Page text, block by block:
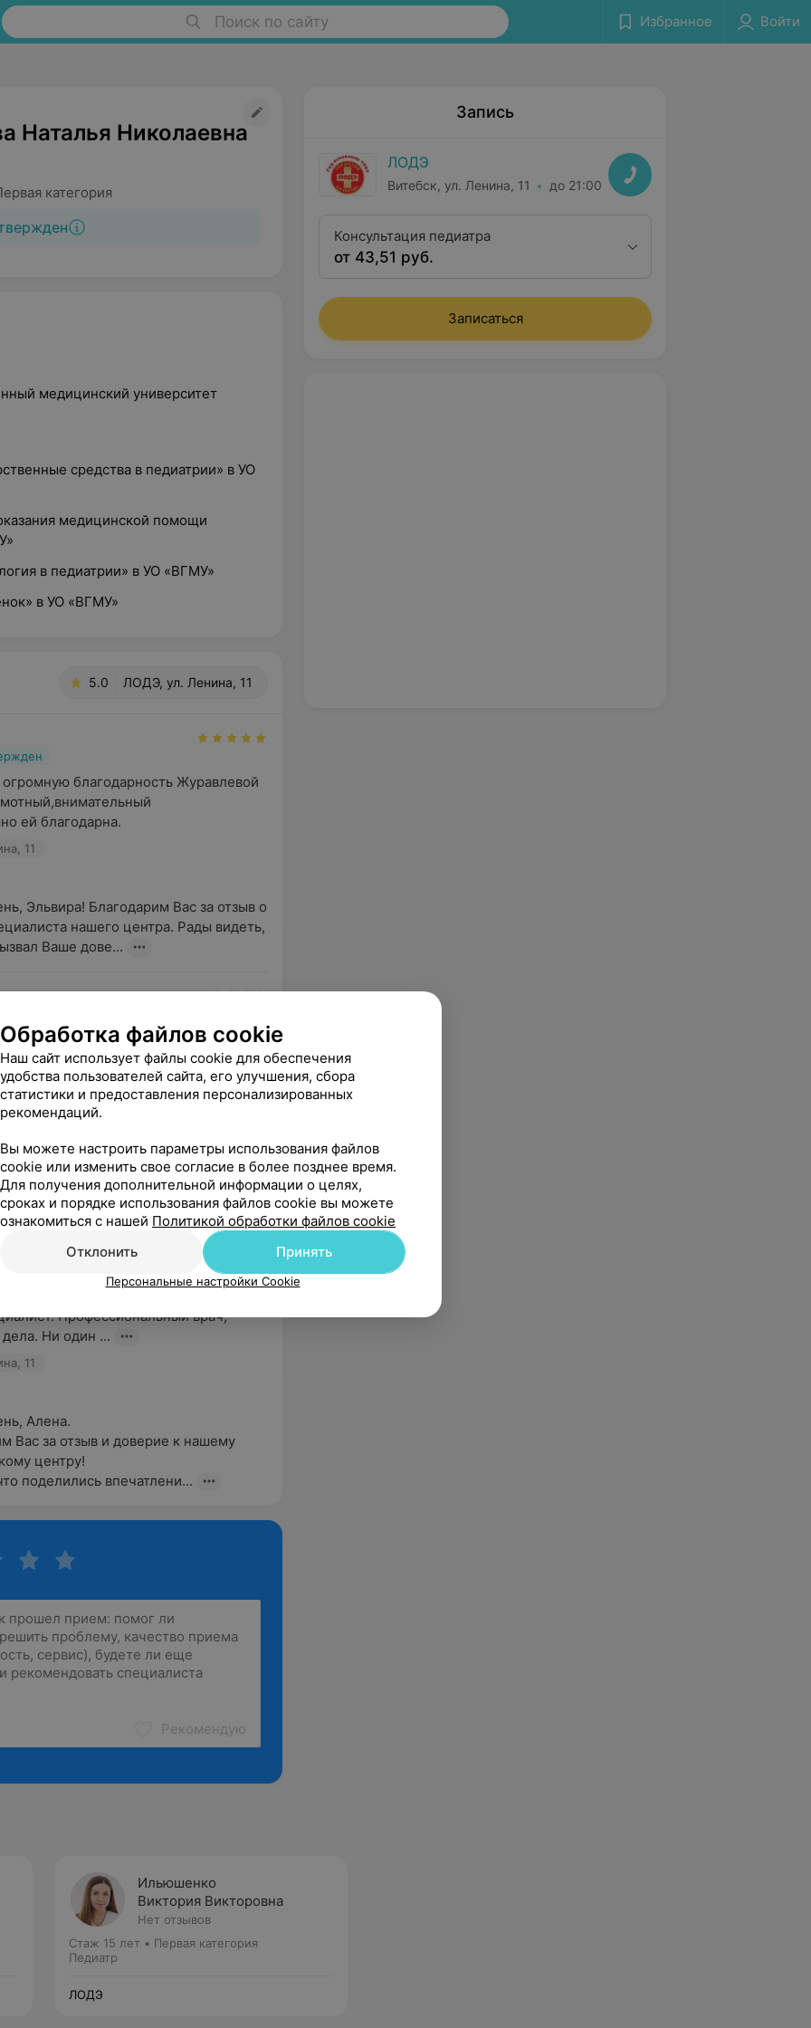
Поиск по сайту Избранное Войти
Наталья Николаевна
категория
медицинский университет
средства в педиатрии» в УО
медицинской помощи
в педиатрии» в УО «ВГМУ»
в УО «ВГМУ»
5.0 ЛОДЭ, ул. Ленина, 11
благодарность Журавлевой
ей благодарна.
11
Эльвира! Благодарим Вас за отзыв о
нашего центра. Рады видеть,
Ваше дове...
врач, быстро нашла подход к
отнеслась ко всем жалобам.
быс...
11
Анастасия! Благодарим Вас за
специалиста. Мы понимаем, как
доверие ребенка при...
врача педиатора Журавлеву Н.Н.
Профессиональный врач,
Ни один ...
11
Алена.
Вас за отзыв и доверие к нашему
центру!
поделились впечатлени...
Рекомендую
Запись
ЛОДЭ
Витебск, ул. Ленина, 11 до 21:00
Консультация педиатра
от 43,51 руб.
Записаться
Ильюшенко
Виктория Викторовна
Нет отзывов
Стаж 15 лет • Первая категория
Педиатр
ЛОДЭ
Обработка файлов cookie
Наш сайт использует файлы cookie для обеспечения
удобства пользователей сайта, его улучшения, сбора
статистики и предоставления персонализированных
рекомендаций.
Вы можете настроить параметры использования файлов
cookie или изменить свое согласие в более позднее время.
Для получения дополнительной информации о целях,
сроках и порядке использования файлов cookie вы можете
ознакомиться с нашей Политикой обработки файлов cookie
Отклонить
Принять
Персональные настройки Cookie